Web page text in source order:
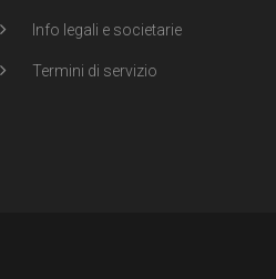
Info legali e societarie
Termini di servizio